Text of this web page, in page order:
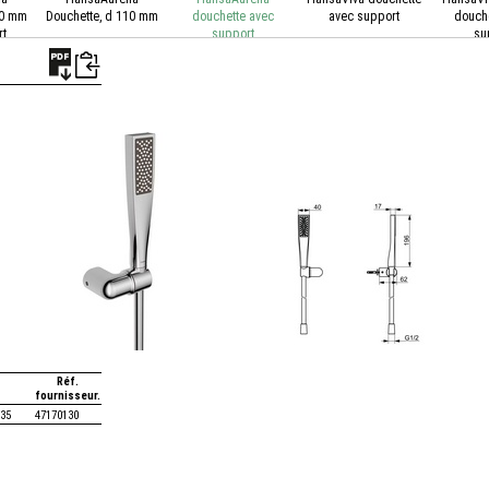
mm
Douchette, d 110 mm
douchette avec
support
avec support